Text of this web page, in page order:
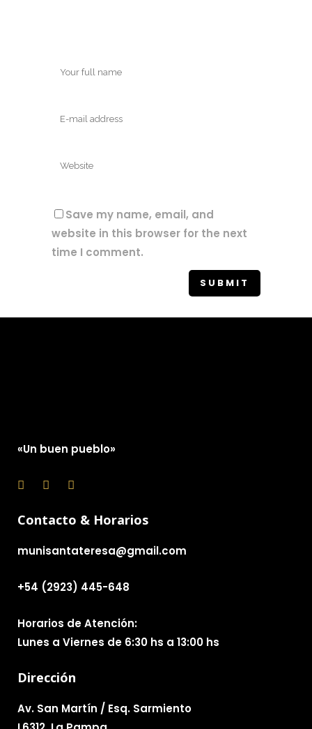
Save my name, email, and
website in this browser for the next
time I comment.
«Un buen pueblo»
Contacto & Horarios
munisantateresa@gmail.com
+54 (2923) 445-648
Horarios de Atención:
Lunes a Viernes de 6:30 hs a 13:00 hs
Dirección
Av. San Martín / Esq. Sarmiento